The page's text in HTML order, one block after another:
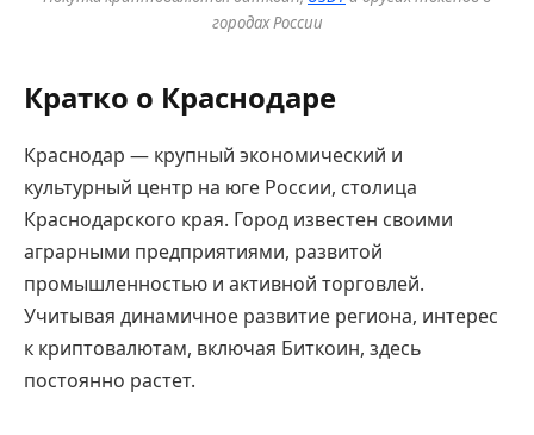
городах России
Кратко о Краснодаре
Краснодар — крупный экономический и
культурный центр на юге России, столица
Краснодарского края. Город известен своими
аграрными предприятиями, развитой
промышленностью и активной торговлей.
Учитывая динамичное развитие региона, интерес
к криптовалютам, включая Биткоин, здесь
постоянно растет.